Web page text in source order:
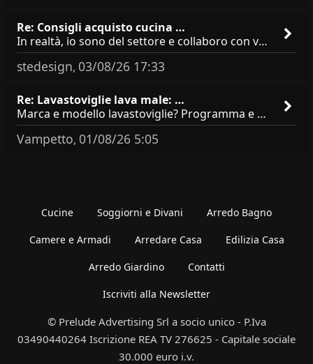
Re: Consigli acquisto cucina …
In realtà, io sono del settore e collaboro con vari negozi, ti possono dire che sono tutti brand abbastanza simili come
stedesign, 03/08/26 17:33
Re: Lavastoviglie lava male: …
Marca e modello lavastoviglie? Programma e Deterisvo utilizzato ? Decalcificatore è regolato in in base alla durezza
Vampetto, 01/08/26 5:05
Cucine Soggiorni e Divani Arredo Bagno
Camere e Armadi Arredare Casa Edilizia Casa
Arredo Giardino Contatti
Iscriviti alla Newsletter
© Prelude Advertising Srl a socio unico - P.Iva
03490440264 Iscrizione REA TV 276625 - Capitale sociale
30.000 euro i.v.